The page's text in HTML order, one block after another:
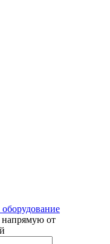
напрямую от